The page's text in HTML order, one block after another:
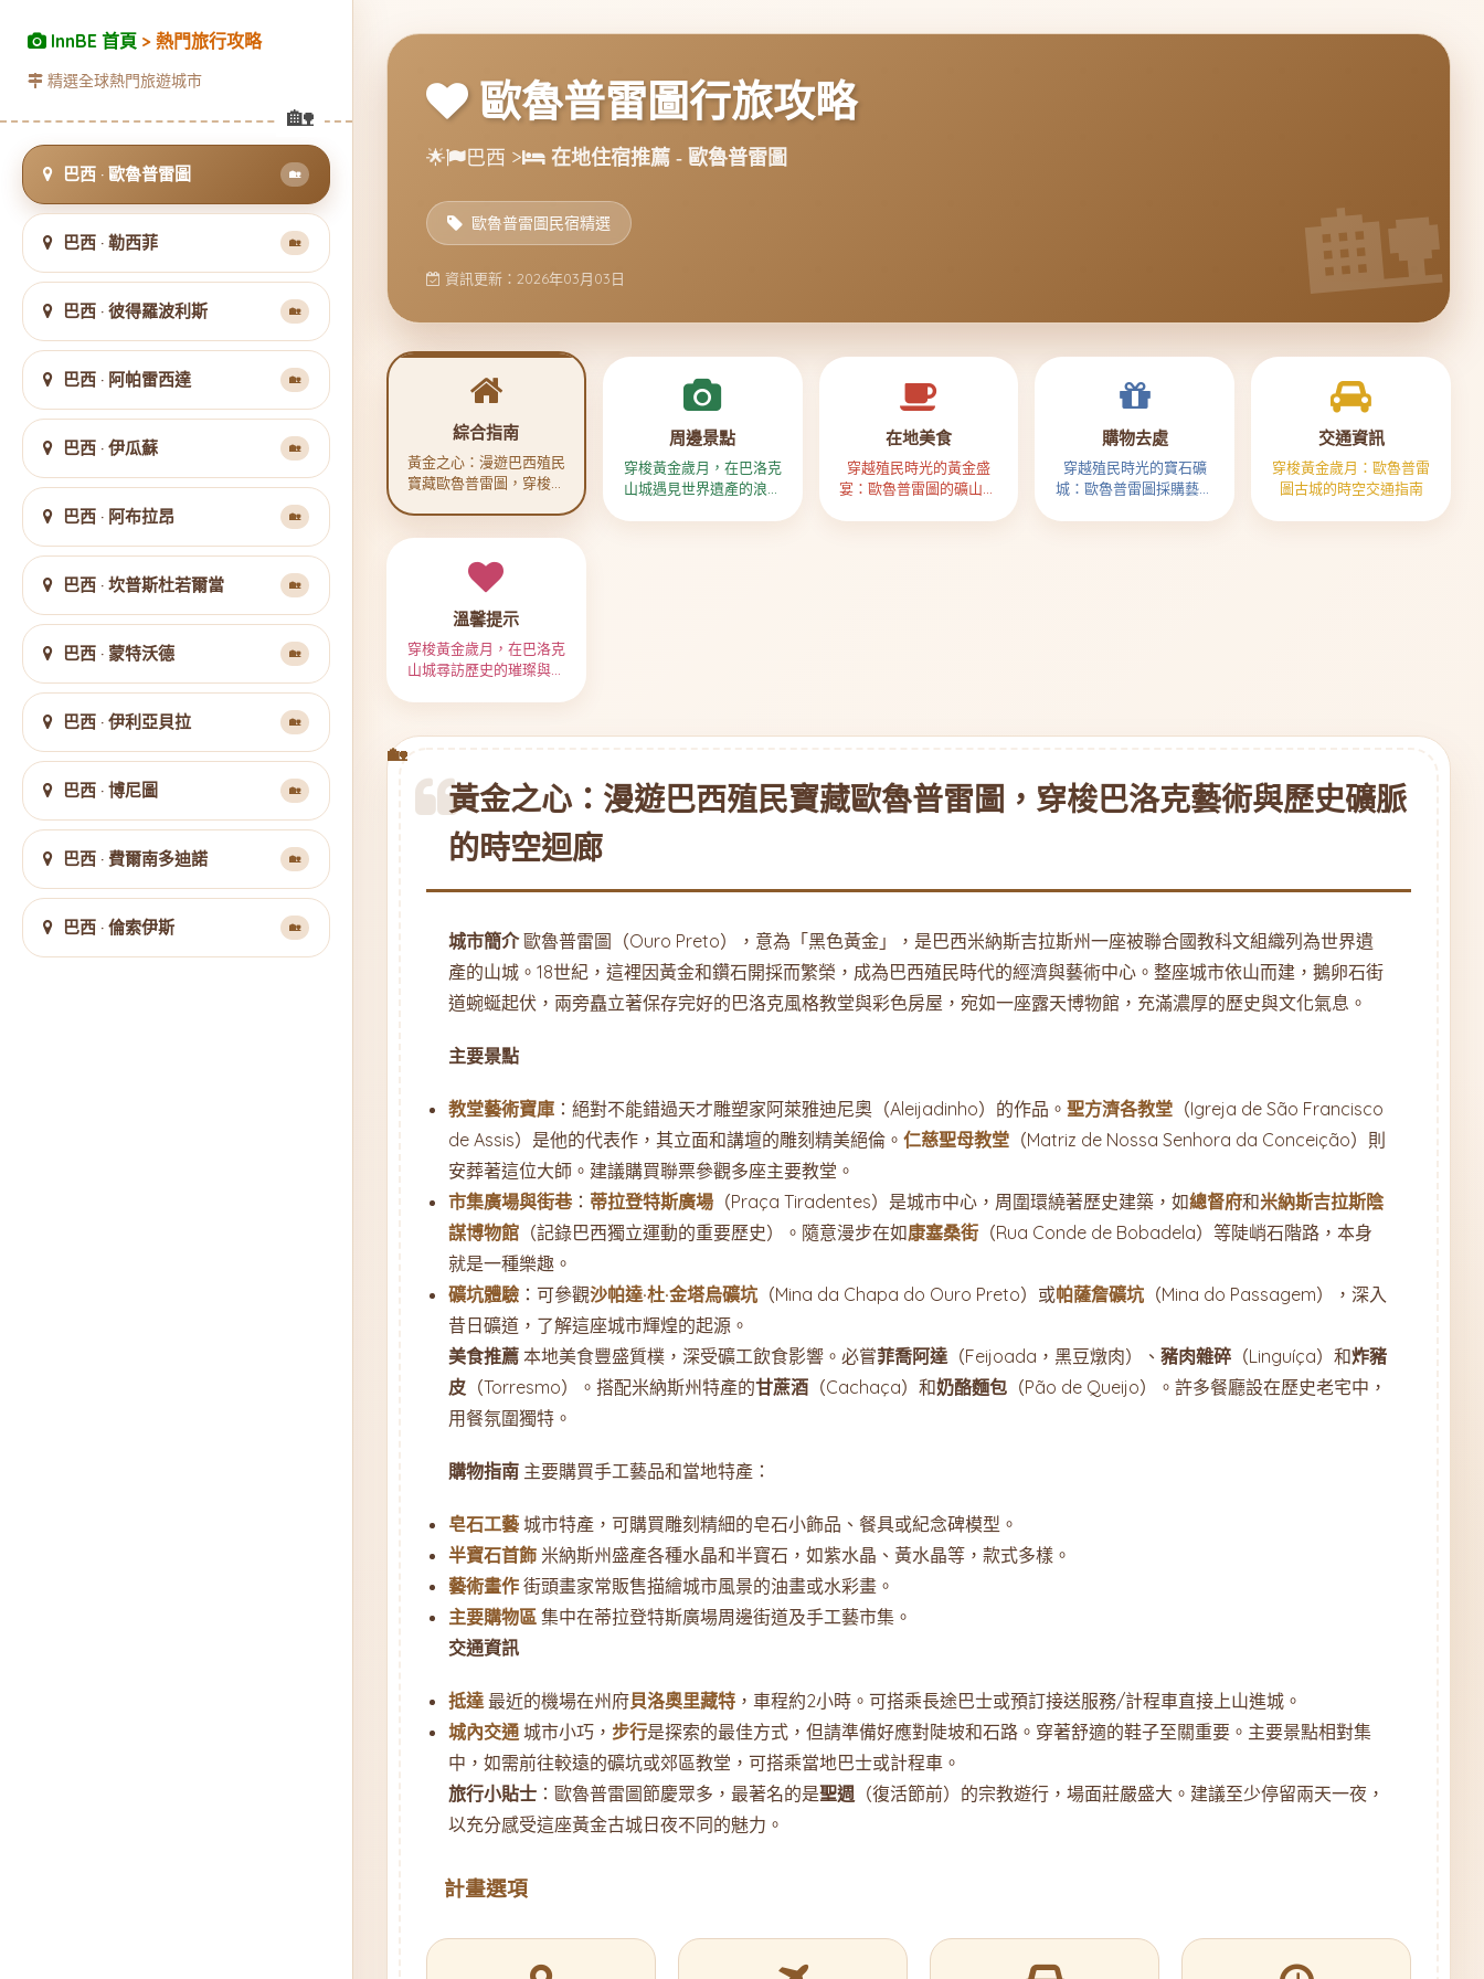
InnBE 首頁 > 熱門旅行攻略
精選全球熱門旅遊城市
巴西 · 歐魯普雷圖 🏡
巴西 · 勒西菲 🏡
巴西 · 彼得羅波利斯 🏡
巴西 · 阿帕雷西達 🏡
巴西 · 伊瓜蘇 🏡
巴西 · 阿布拉昂 🏡
巴西 · 坎普斯杜若爾當 🏡
巴西 · 蒙特沃德 🏡
巴西 · 伊利亞貝拉 🏡
巴西 · 博尼圖 🏡
巴西 · 費爾南多迪諾 🏡
巴西 · 倫索伊斯 🏡
歐魯普雷圖行旅攻略
🌟 巴西 > 在地住宿推薦 - 歐魯普雷圖
歐魯普雷圖民宿精選
資訊更新：2026年03月03日
綜合指南
黃金之心：漫遊巴西殖民
寶藏歐魯普雷圖，穿梭巴
周邊景點
穿梭黃金歲月，在巴洛克
山城遇見世界遺產的浪漫
在地美食
穿越殖民時光的黃金盛
宴：歐魯普雷圖的礦山傳
購物去處
穿越殖民時光的寶石礦
城：歐魯普雷圖採購藝術
交通資訊
穿梭黃金歲月：歐魯普雷
圖古城的時空交通指南
溫馨提示
穿梭黃金歲月，在巴洛克
山城尋訪歷史的璀璨與滄
黃金之心：漫遊巴西殖民寶藏歐魯普雷圖，穿梭巴洛克藝術與歷史礦脈
的時空迴廊
城市簡介歐魯普雷圖（Ouro Preto），意為「黑色黃金」，是巴西米納斯吉拉斯州一座被聯合國教科文組織列為世界遺
產的山城。18世紀，這裡因黃金和鑽石開採而繁榮，成為巴西殖民時代的經濟與藝術中心。整座城市依山而建，鵝卵石街
道蜿蜒起伏，兩旁矗立著保存完好的巴洛克風格教堂與彩色房屋，宛如一座露天博物館，充滿濃厚的歷史與文化氣息。
主要景點
教堂藝術寶庫 ：絕對不能錯過天才雕塑家阿萊雅迪尼奧（Aleijadinho）的作品。 聖方濟各教堂 （Igreja de São Francisco
de Assis）是他的代表作，其立面和講壇的雕刻精美絕倫。 仁慈聖母教堂 （Matriz de Nossa Senhora da Conceição）則
安葬著這位大師。建議購買聯票參觀多座主要教堂。
市集廣場與街巷： 蒂拉登特斯廣場 （Praça Tiradentes）是城市中心，周圍環繞著歷史建築，如總督府和米納斯吉拉斯陰
謀博物館 （記錄巴西獨立運動的重要歷史）。隨意漫步在如康塞桑街 （Rua Conde de Bobadela）等陡峭石階路，本身
就是一種樂趣。
礦坑體驗 ：可參觀沙帕達·杜·金塔烏礦坑 （Mina da Chapa do Ouro Preto）或帕薩詹礦坑 （Mina do Passagem），深入
昔日礦道，了解這座城市輝煌的起源。
美食推薦 本地美食豐盛質樸，深受礦工飲食影響。必嘗菲喬阿達（Feijoada，黑豆燉肉）、 豬肉雜碎 （Linguíça）和炸豬
皮 （Torresmo）。搭配米納斯州特產的甘蔗酒 （Cachaça）和奶酪麵包 （Pão de Queijo）。許多餐廳設在歷史老宅中，
用餐氛圍獨特。
購物指南 主要購買手工藝品和當地特產：
皂石工藝 城市特產，可購買雕刻精細的皂石小飾品、餐具或紀念碑模型。
半寶石首飾 米納斯州盛產各種水晶和半寶石，如紫水晶、黃水晶等，款式多樣。
藝術畫作 街頭畫家常販售描繪城市風景的油畫或水彩畫。
主要購物區 集中在蒂拉登特斯廣場周邊街道及手工藝市集。
交通資訊
抵達最近的機場在州府貝洛奧里藏特 ，車程約2小時。可搭乘長途巴士或預訂接送服務/計程車直接上山進城。
城內交通 城市小巧， 步行是探索的最佳方式，但請準備好應對陡坡和石路。穿著舒適的鞋子至關重要。主要景點相對集
中，如需前往較遠的礦坑或郊區教堂，可搭乘當地巴士或計程車。
旅行小貼士 ：歐魯普雷圖節慶眾多，最著名的是聖週 （復活節前）的宗教遊行，場面莊嚴盛大。建議至少停留兩天一夜，
以充分感受這座黃金古城日夜不同的魅力。
計畫選項